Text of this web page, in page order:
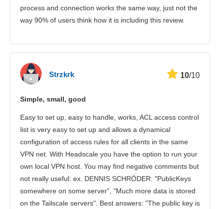
process and connection works the same way, just not the
way 90% of users think how it is including this review.
Strzkrk 10/10
Simple, small, good
Easy to set up, easy to handle, works, ACL access control
list is very easy to set up and allows a dynamical
configuration of access rules for all clients in the same
VPN net. With Headscale you have the option to run your
own local VPN host. You may find negative comments but
not really useful: ex. DENNIS SCHRÖDER: "PublicKeys
somewhere on some server", "Much more data is stored
on the Tailscale servers". Best answers: "The public key is